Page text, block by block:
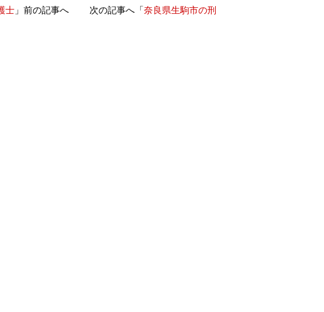
士 」前の記事へ 次の記事へ「奈良県生駒市の刑